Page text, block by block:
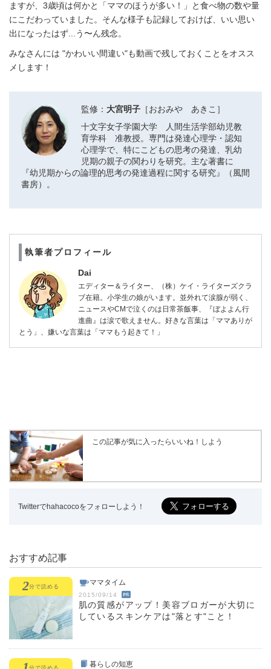
ますが、3歳頃は何かと「ママのほうが多い！」と食べ物の数や量
にこだわっていました。そんな様子も記録しておけば、いい思い
出になったはず...う〜ん残念。
みなさんには "かわいい間違い"も動画で残しておくことをオスス
メします！
監修： 大宮明子 ［おおみや あきこ］
十文字女子学園大学 人間生活学部幼児教
育学科 准教授。専門は発達心理学・認知
心理学で、特にこどもの思考の発達、乳幼
児期の親子の関わりを研究。主な著書に
『幼児期からの論理的思考の発達過程に関する研究』（風間
書房）。
執筆者プロフィール
Dai
エディター＆ライター、（株）ケイ・ライターズクラ
ブ在籍。小学生の娘がいます。並外れて涙腺が弱く、
ニュースやCMで泣くのは日常茶飯事、『ぼよよん行
進曲』は涙で歌えません。好きな言葉は「ママありが
とう」、嫌いな言葉は「ママもう起きて！」
この記事が気に入ったらいいね！しよう
Twitterでhahacocoをフォローしよう！
おすすめ記事
2分で読める ママタイム
2015/09/14
肌の質感がアップ！美容ブロガーが大切に
しているスキンケアは"落とす"こと！
暮らしの知恵